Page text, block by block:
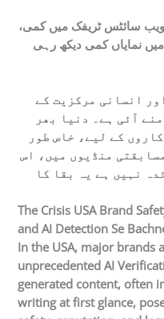
ویب سائٹس ٹریفک میں کمی،
نمایاں کمی دیکھ رہی
انسانی مرکزیت کے
آئی ہے۔ دنیا بھر
کے لیے، خاص طور
منڈیوں میں، اس
نہیں ہے یہ بقا کا
The Crisis USA Brand
and AI Detection Se
In the USA, major brands
unprecedented AI
generated content, often
writing at first glance,